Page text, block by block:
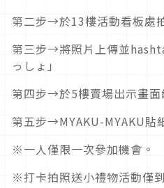
第二步→於13樓活動看板處
第三步→將照片上傳並
っしょ」
第四步→於5樓賣場出示畫面
第五步→MYAKU-MYAKU貼
※一人僅限一次參加機會。
※打卡拍照送小禮物活動僅